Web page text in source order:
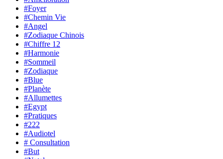
#Foyer
#Chemin Vie
#Angel
#Zodiaque Chinois
#Chiffre 12
#Harmonie
#Sommeil
#Zodiaque
#Blue
#Planète
#Allumettes
#Egypt
#Pratiques
#222
#Audiotel
# Consultation
#But